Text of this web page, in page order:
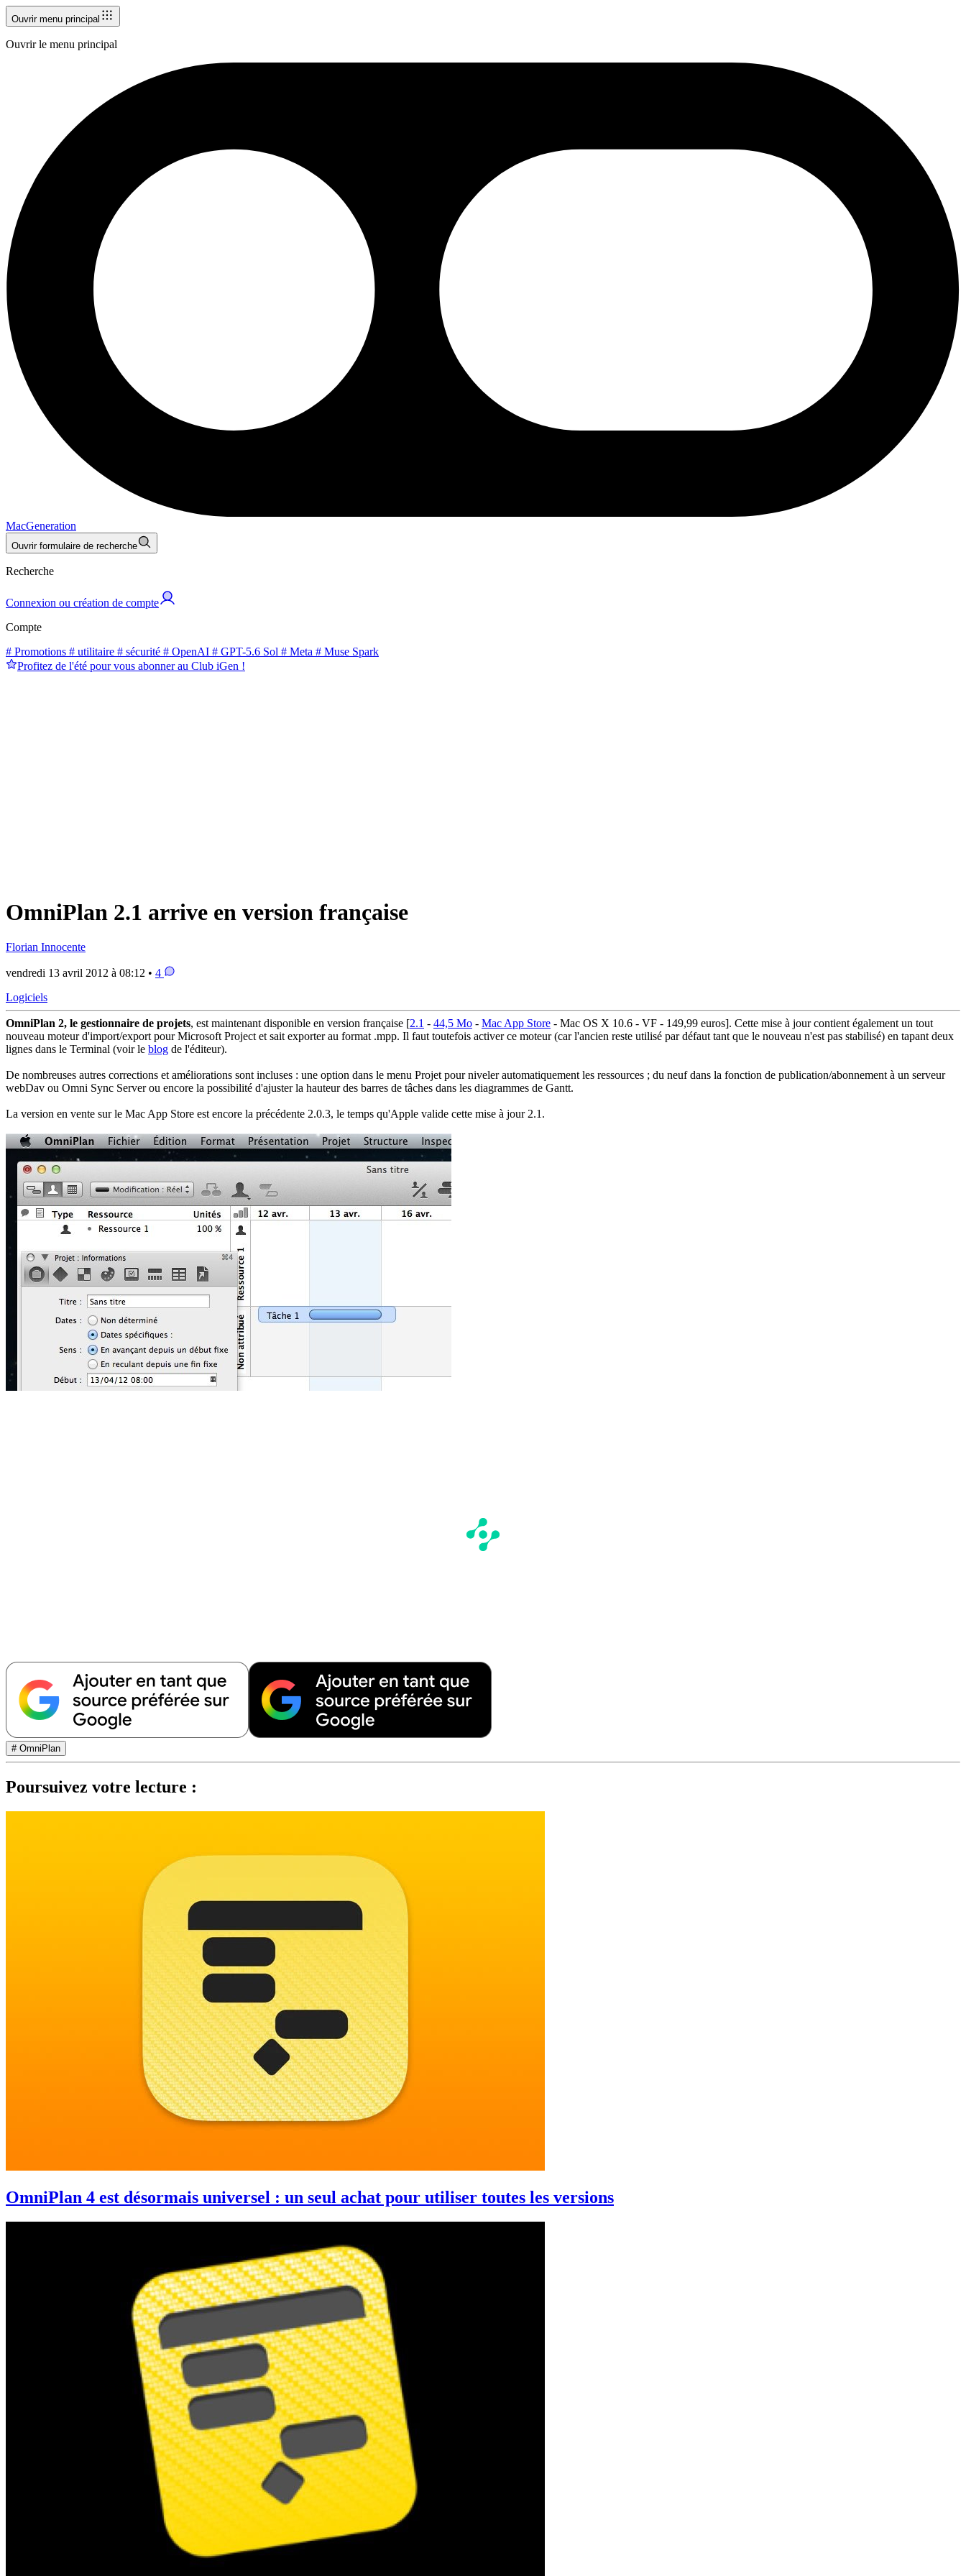
Ouvrir menu principal
Ouvrir le menu principal
MacGeneration
Ouvrir formulaire de recherche
Recherche
Connexion ou création de compte
Compte
# Promotions # utilitaire # sécurité # OpenAI # GPT-5.6 Sol # Meta # Muse Spark
Profitez de l'été pour vous abonner au Club iGen !
OmniPlan 2.1 arrive en version française
Florian Innocente
vendredi 13 avril 2012 à 08:12 • 4
Logiciels
OmniPlan 2, le gestionnaire de projets, est maintenant disponible en version française [2.1 - 44,5 Mo - Mac App Store - Mac OS X 10.6 - VF - 149,99 euros]. Cette mise à jour contient également un tout
nouveau moteur d'import/export pour Microsoft Project et sait exporter au format .mpp. Il faut toutefois activer ce moteur (car l'ancien reste utilisé par défaut tant que le nouveau n'est pas stabilisé) en tapant deux
lignes dans le Terminal (voir le blog de l'éditeur).
De nombreuses autres corrections et améliorations sont incluses : une option dans le menu Projet pour niveler automatiquement les ressources ; du neuf dans la fonction de publication/abonnement à un serveur
webDav ou Omni Sync Server ou encore la possibilité d'ajuster la hauteur des barres de tâches dans les diagrammes de Gantt.
La version en vente sur le Mac App Store est encore la précédente 2.0.3, le temps qu'Apple valide cette mise à jour 2.1.
# OmniPlan
Poursuivez votre lecture :
OmniPlan 4 est désormais universel : un seul achat pour utiliser toutes les versions